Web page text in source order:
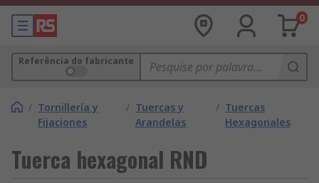
0
Referência do fabricante
/ Tornillería y
Fijaciones
/ Tuercas y
Arandelas
/ Tuercas
Hexagonales
Tuerca hexagonal RND